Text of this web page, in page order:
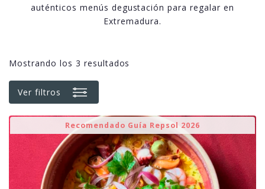
auténticos menús degustación para regalar en
Extremadura.
Mostrando los 3 resultados
Ver filtros
Recomendado Guía Repsol 2026